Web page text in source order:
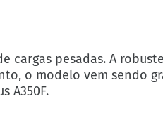
cargas pesadas. A
o modelo vem sendo
A350F.